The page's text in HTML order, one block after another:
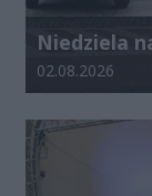
Niedziela
Data dodania
02.08.2026